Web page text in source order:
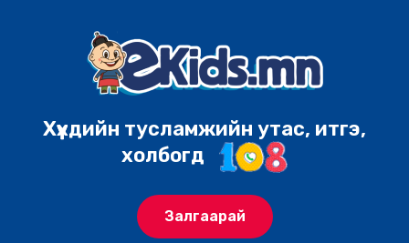
Хүүхдийн тусламжийн утас, итгэ,
холбогд
Залгаарай